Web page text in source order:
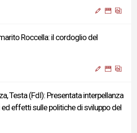
Roccella: il cordoglio del
Testa (FdI): Presentata interpellanza
effetti sulle politiche di sviluppo del